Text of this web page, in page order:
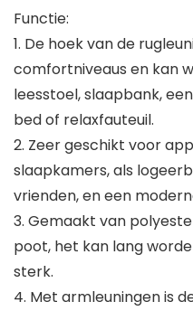
Functie:
1. De hoek van de
comfortniveaus en kan
leesstoel, slaapbank,
bed of relaxfauteuil.
2. Zeer geschikt voor
slaapkamers, als
vrienden, en een
3. Gemaakt van
poot, het kan lang
sterk.
4. Met armleuningen is